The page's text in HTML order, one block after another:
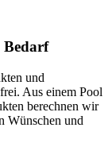
Bedarf
und
Aus einem Pool
berechnen wir
Wünschen und